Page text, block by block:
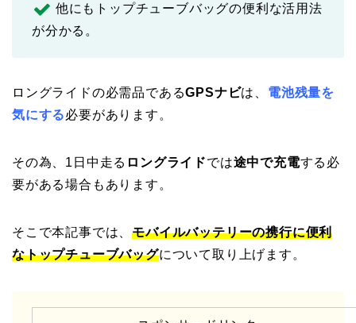
他にもトップチューブバッグの便利な活用法
が分かる。
ロングライドの必需品であるGPSナビは、 電池残量を
気にする必要があります。
その為、1日中走る ロングライドでは途中で充電する必
要がある場合もあります。
そこで本記事では、モバイルバッテリーの携行に便利
なトップチューブバッグについて取り上げます。